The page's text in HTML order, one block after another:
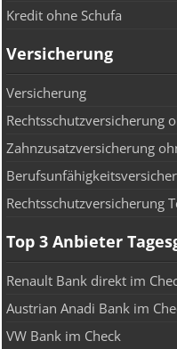
Kredit ohne Schufa
Versicherung
Versicherung
Rechtsschutzversicherung
Zahnzusatzversicherung
Rechtsschutzversicherung
Top 3 Anbieter
Renault Bank direkt im
Austrian Anadi Bank im
VW Bank im Check